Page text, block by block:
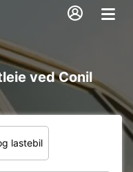
ved Conil
lastebil